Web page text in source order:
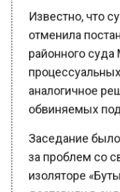
отменила
районного
аналогичное
обвиняемых
Заседание
за проблем со
изоляторе